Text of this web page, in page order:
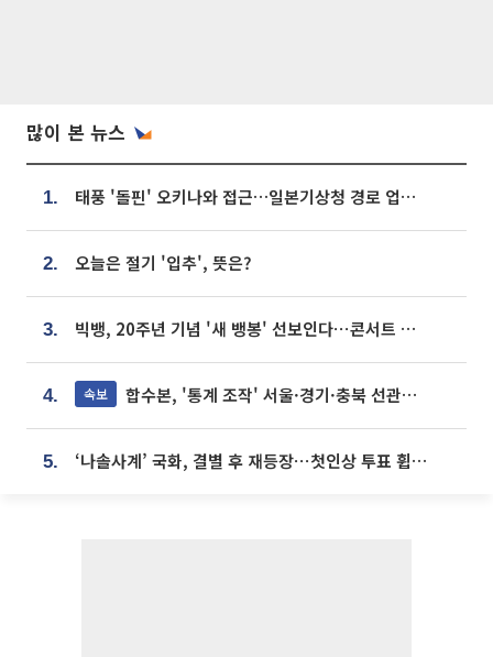
많이 본 뉴스
1. 태풍 '돌핀' 오키나와 접근…일본기상청 경로 업데이트
2. 오늘은 절기 '입추', 뜻은?
3. 빅뱅, 20주년 기념 '새 뱅봉' 선보인다⋯콘서트 앞두고 팝업 개최
4. 속보 합수본, '통계 조작' 서울·경기·충북 선관위 등 추가 압수수색
5. ‘나솔사계’ 국화, 결별 후 재등장⋯첫인상 투표 휩쓸고 ‘인기녀’ 등극